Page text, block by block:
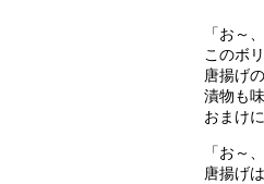
「お～
このボ
唐揚げ
漬物も
おまけ
「お～
唐揚げ